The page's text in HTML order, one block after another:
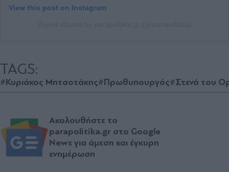
View this post on Instagram
TAGS:
#Κυριάκος Μητσοτάκης#Πρωθυπουργός#Στενά του
Ακολουθήστε το
parapolitika.gr στο Google
News για άμεση και έγκυρη
ενημέρωση